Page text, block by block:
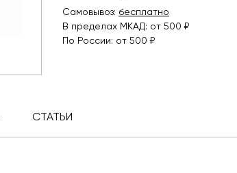
Самовывоз: бесплатно
В пределах МКАД: от 500 ₽
По России: от 500 ₽
СТАТЬИ